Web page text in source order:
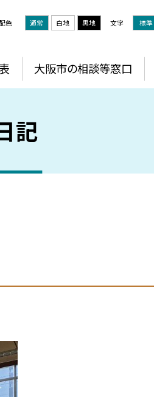
色 通常 白地 黒地 文字 標準
大阪市の相談等窓口
記